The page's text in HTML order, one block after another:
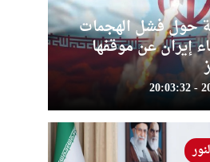
حول فشل الهجمات
إيران عن موقفها